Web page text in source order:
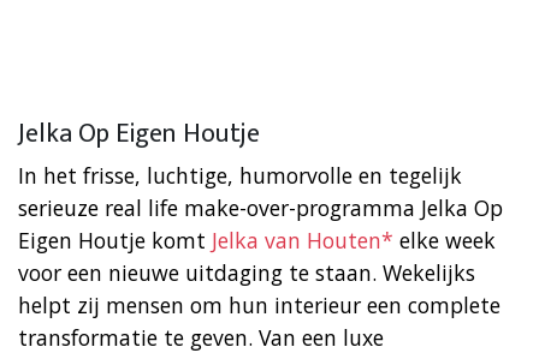
Jelka Op Eigen Houtje
In het frisse, luchtige, humorvolle en tegelijk
serieuze real life make-over-programma Jelka Op
Eigen Houtje komt Jelka van Houten* elke week
voor een nieuwe uitdaging te staan. Wekelijks
helpt zij mensen om hun interieur een complete
transformatie te geven. Van een luxe